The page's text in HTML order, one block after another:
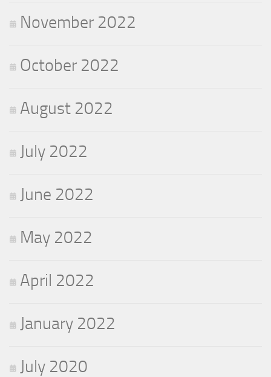
November 2022
October 2022
August 2022
July 2022
June 2022
May 2022
April 2022
January 2022
July 2020